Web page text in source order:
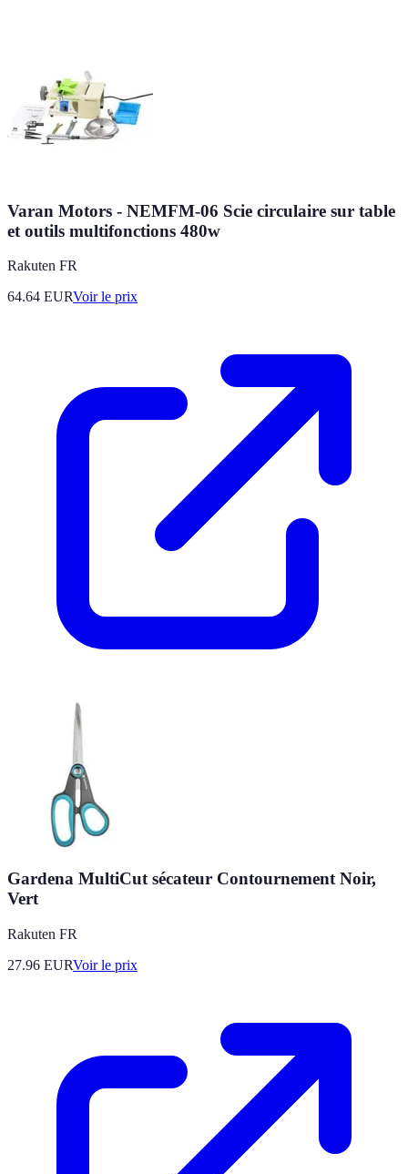
Varan Motors - NEMFM-06 Scie circulaire sur table
et outils multifonctions 480w
Rakuten FR
64.64 EURVoir le prix
Gardena MultiCut sécateur Contournement Noir,
Vert
Rakuten FR
27.96 EURVoir le prix